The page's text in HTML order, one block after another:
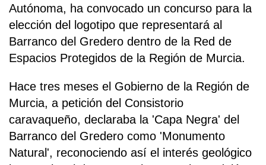
Autónoma, ha convocado un concurso para la
elección del logotipo que representará al
Barranco del Gredero dentro de la Red de
Espacios Protegidos de la Región de Murcia.
Hace tres meses el Gobierno de la Región de
Murcia, a petición del Consistorio
caravaqueño, declaraba la 'Capa Negra' del
Barranco del Gredero como 'Monumento
Natural', reconociendo así el interés geológico